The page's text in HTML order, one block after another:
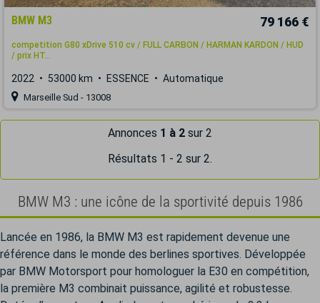
BMW M3 79 166 €
competition G80 xDrive 510 cv / FULL CARBON / HARMAN KARDON / HUD
/ prix HT...
2022 53000 km ESSENCE Automatique
Marseille Sud - 13008
Annonces 1 à 2 sur 2
Résultats 1 - 2 sur 2.
BMW M3 : une icône de la sportivité depuis 1986
Lancée en 1986, la BMW M3 est rapidement devenue une
référence dans le monde des berlines sportives. Développée
par BMW Motorsport pour homologuer la E30 en compétition,
la première M3 combinait puissance, agilité et robustesse.